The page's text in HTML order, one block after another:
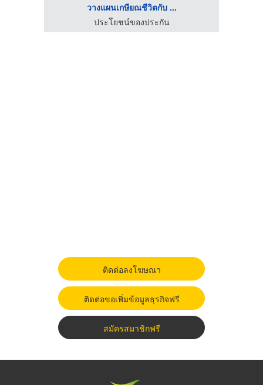
วางแผนเกษียณชีวิตกับ ...
ประโยชน์ของประกัน
ติดต่อลงโฆษณา
ติดต่อขอเพิ่มข้อมูลธุรกิจฟรี
สมัครสมาชิกฟรี